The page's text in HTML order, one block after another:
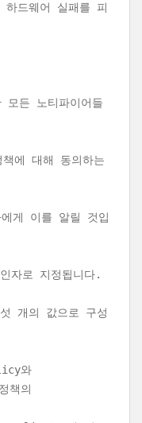
하드웨어 실패를 피
모든 노티파이어들
에 대해 동의하는
게 이를 알릴 것입
자로 지정됩니다.
개의 값으로 구성
와
책의